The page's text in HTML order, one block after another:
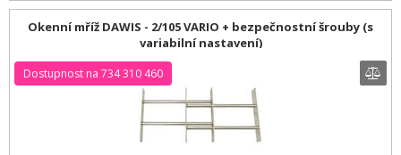
Okenní mříž DAWIS - 2/105 VARIO + bezpečnostní šrouby (s
variabilní nastavení)
Dostupnost na 734 310 460